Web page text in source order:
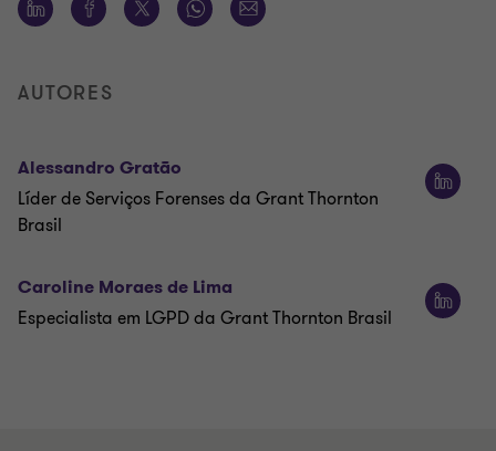
AUTORES
Alessandro Gratão
Líder de Serviços Forenses da Grant Thornton
Brasil
Caroline Moraes de Lima
Especialista em LGPD da Grant Thornton Brasil